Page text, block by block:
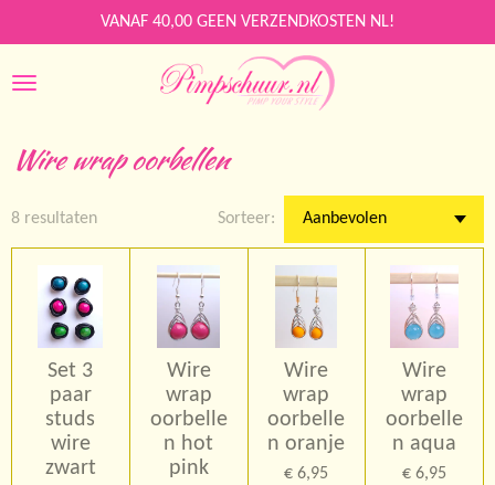
direct
naar
VANAF 40,00 GEEN VERZENDKOSTEN NL!
Wire wrap oorbellen
8 resultaten Sorteer:
Set 3
paar
studs
wire
zwart
Wire
wrap
oorbelle
n hot
pink
Wire
wrap
oorbelle
n oranje
€ 6,95
Wire
wrap
oorbelle
n aqua
€ 6,95